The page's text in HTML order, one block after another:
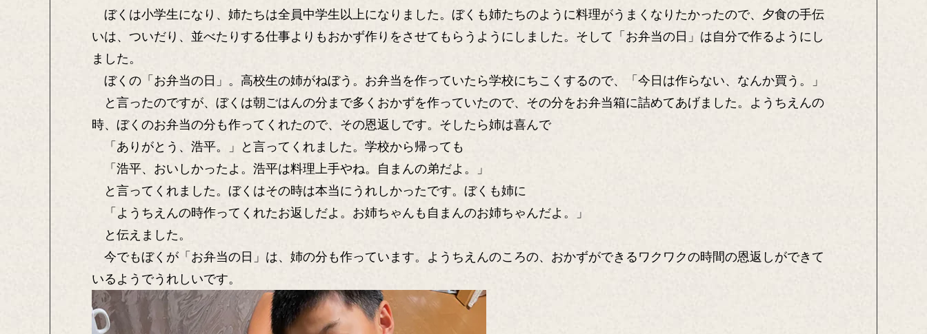
ぼくは小学生になり、姉たちは全員中学生以上になりました。ぼくも姉たちのように料理がうまくなりたかったので、夕食の手伝
いは、ついだり、並べたりする仕事よりもおかず作りをさせてもらうようにしました。そして「お弁当の日」は自分で作るようにし
ました。
ぼくの「お弁当の日」。高校生の姉がねぼう。お弁当を作っていたら学校にちこくするので、「今日は作らない、なんか買う。」
と言ったのですが、ぼくは朝ごはんの分まで多くおかずを作っていたので、その分をお弁当箱に詰めてあげました。ようちえんの
時、ぼくのお弁当の分も作ってくれたので、その恩返しです。そしたら姉は喜んで
「ありがとう、浩平。」と言ってくれました。学校から帰っても
「浩平、おいしかったよ。浩平は料理上手やね。自まんの弟だよ。」
と言ってくれました。ぼくはその時は本当にうれしかったです。ぼくも姉に
「ようちえんの時作ってくれたお返しだよ。お姉ちゃんも自まんのお姉ちゃんだよ。」
と伝えました。
今でもぼくが「お弁当の日」は、姉の分も作っています。ようちえんのころの、おかずができるワクワクの時間の恩返しができて
いるようでうれしいです。